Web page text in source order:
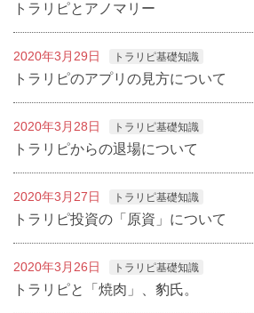
トラリピとアノマリー
2020年3月29日 トラリピ基礎知識
トラリピのアプリの見方について
2020年3月28日 トラリピ基礎知識
トラリピからの退場について
2020年3月27日 トラリピ基礎知識
トラリピ投資の「原資」について
2020年3月26日 トラリピ基礎知識
トラリピと「焼肉」、豹氏。